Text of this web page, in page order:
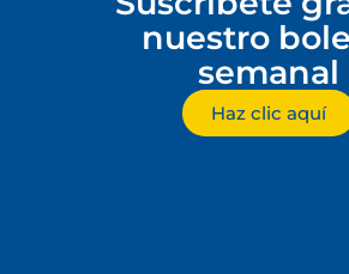
nuestro
semanal
Haz clic aquí